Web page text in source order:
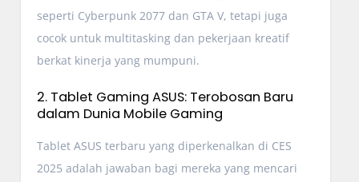
seperti Cyberpunk 2077 dan GTA V, tetapi juga
cocok untuk multitasking dan pekerjaan kreatif
berkat kinerja yang mumpuni.
2. Tablet Gaming ASUS: Terobosan Baru
dalam Dunia Mobile Gaming
Tablet ASUS terbaru yang diperkenalkan di CES
2025 adalah jawaban bagi mereka yang mencari